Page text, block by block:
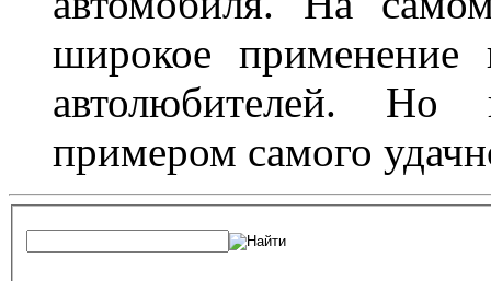
широкое
автолюбителей. Но
примером самого